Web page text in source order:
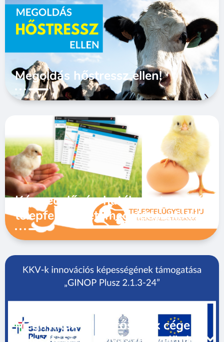
Megoldás hőstressz ellen!
Kármegelőzés, hatékony termelés
telepfelügyeleti megoldásunkkal!
Megnyíltak a lehetőségek cége